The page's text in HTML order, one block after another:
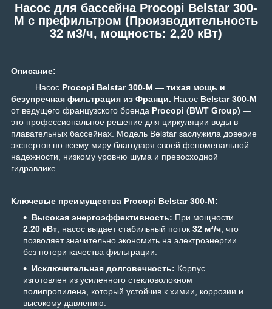
Насос для бассейна Procopi Belstar 300-
M c префильтром (Производительность
32 м3/ч, мощность: 2,20 кВт)
Описание:
Насос Procopi Belstar 300-M — тихая мощь и
безупречная фильтрация из Франци. Насос Belstar 300-M
от ведущего французского бренда Procopi (BWT Group) —
это профессиональное решение для циркуляции воды в
плавательных бассейнах. Модель Belstar заслужила доверие
экспертов по всему миру благодаря своей феноменальной
надежности, низкому уровню шума и превосходной
гидравлике.
Ключевые преимущества Procopi Belstar 300-M:
Высокая энергоэффективность: При мощности
2.20 кВт, насос выдает стабильный поток 32 м³/ч, что
позволяет значительно экономить на электроэнергии
без потери качества фильтрации.
Исключительная долговечность: Корпус
изготовлен из усиленного стекловолокном
полипропилена, который устойчив к химии, коррозии и
высокому давлению.